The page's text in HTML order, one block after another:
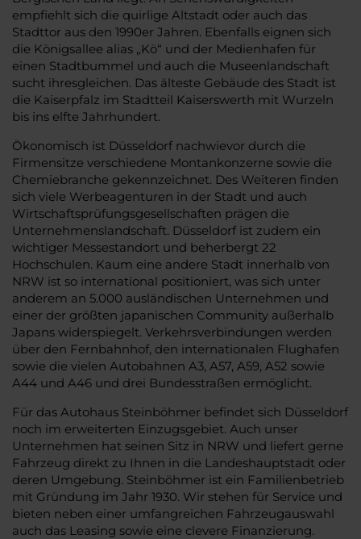
empfiehlt sich die quirlige Altstadt oder auch das
Stadttor aus den 1990er Jahren. Ebenfalls eignen sich
die Königsallee alias „Kö“ und der Medienhafen für
einen Stadtbummel und auch die Museenlandschaft
sucht ihresgleichen. Das älteste Gebäude des Stadt ist
die Kaiserpfalz im Stadtteil Kaiserswerth mit Wurzeln
bis ins elfte Jahrhundert.
Ökonomisch ist Düsseldorf nachwievor durch die
Firmensitze verschiedene Montankonzerne sowie die
Chemiebranche gekennzeichnet. Des Weiteren finden
sich viele Werbeagenturen in der Stadt und auch
Wirtschaftsprüfungsgesellschaften prägen die
Unternehmenslandschaft. Düsseldorf ist zudem ein
wichtiger Messestandort und beherbergt 22
Hochschulen. Kaum eine andere Stadt innerhalb von
NRW ist so international positioniert, was sich unter
anderem an 5.000 ausländischen Unternehmen und
einer der größten japanischen Community außerhalb
Japans widerspiegelt. Verkehrsverbindungen werden
über den Fernbahnhof, den internationalen Flughafen
sowie die vielen Autobahnen A3, A57, A59, A52 sowie
A44 und A46 und drei Bundesstraßen ermöglicht.
Für das Autohaus Steinböhmer befindet sich Düsseldorf
noch im erweiterten Einzugsgebiet. Auch unser
Unternehmen hat seinen Sitz in NRW und liefert gerne
Fahrzeug direkt zu Ihnen in die Landeshauptstadt oder
deren Umgebung. Steinböhmer ist ein Familienbetrieb
mit Gründung im Jahr 1930. Wir stehen für Service und
bieten neben einer umfangreichen Fahrzeugauswahl
auch das Leasing sowie eine clevere Finanzierung.